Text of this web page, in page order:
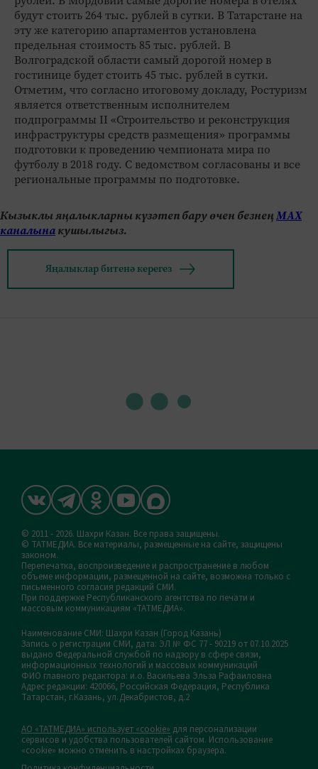
будут стоить 264 тыс. рублей в сутки. В Татарстане на
эту же категорию апартаментов установлена
предельная стоимость 85 тыс. рублей. В
Волгоградской области самый дорогой номер в
гостинице будет стоить 45 тыс. рублей в сутки.
Отметим, что согласно итоговому докладу, Ростуризм
является ответственным исполнителем
подпрограммы II «Строительство и реконструкция
инфраструктуры средств размещения» программы
подготовки к проведению чемпионата мира по
футболу в 2018 году. С ведомством согласованы и все
региональные программы по подготовке.
Кызыклы яңалыкларны күзәтеп бару өчен безнеңМАХ
каналынакушылыгыз.
Яңалыклар битенә керегез
© 2011 - 2026. Шахри Казан. Все права защищены.
© ТАТМЕДИА. Все материалы, размещенные на сайте, защищены
законом.
Перепечатка, воспроизведение и распространение в любом
объеме информации, размещенной на сайте, возможна только с
письменного согласия редакций СМИ.
При поддержке Республиканского агентства по печати и
массовым коммуникациям «ТАТМЕДИА».
Наименование СМИ: Шахри Казан (Город Казань)
Запись о регистрации СМИ, дата: ЭЛ № ФС 77 - 90219 от 07.10.2025
выдано Федеральной службой по надзору в сфере связи,
информационных технологий и массовых коммуникаций
ФИО главного редактора: и.о. Васильева Эльза Рафаиловна
Адрес редакции: 420066, Российская Федерация, Республика
Татарстан, г.Казань, ул.Декабристов, д.2
АО «ТАТМЕДИА» использует «cookie» для персонализации
сервисов и удобства пользователей сайтом. Использование
«cookie» можно отменить в настройках браузера.